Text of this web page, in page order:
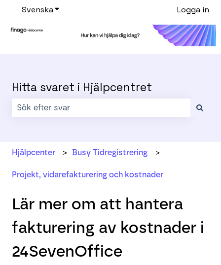
SvenskaVisa undermenyer för översättningarLogga in
Hitta svaret i Hjälpcentret
Hjälpcenter Busy Tidregistrering
Projekt, vidarefakturering och kostnader
Lär mer om att hantera
fakturering av kostnader i
24SevenOffice